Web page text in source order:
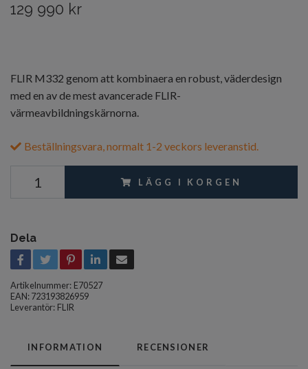
129 990 kr
FLIR M332 genom att kombinaera en robust, väderdesign
med en av de mest avancerade FLIR-
värmeavbildningskärnorna.
Beställningsvara, normalt 1-2 veckors leveranstid.
LÄGG I KORGEN
Dela
Artikelnummer: E70527
EAN: 723193826959
Leverantör: FLIR
INFORMATION RECENSIONER